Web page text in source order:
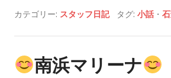
カテゴリー: スタッフ日記 タグ: 小話 ・
南浜マリーナ